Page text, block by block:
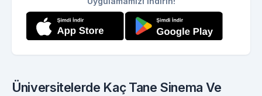
Üniversitelerde Kaç Tane Sinema Ve